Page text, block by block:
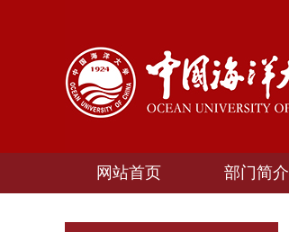
网站首页 部门简介